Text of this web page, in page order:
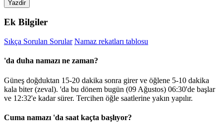
Yazdir
Ek Bilgiler
Sıkça Sorulan Sorular Namaz rekatları tablosu
'da duha namazı ne zaman?
Güneş doğduktan 15-20 dakika sonra girer ve öğlene 5-10 dakika
kala biter (zeval). 'da bu dönem bugün (09 Ağustos) 06:30'de başlar
ve 12:32'e kadar sürer. Tercihen öğle saatlerine yakın yapılır.
Cuma namazı 'da saat kaçta başlıyor?